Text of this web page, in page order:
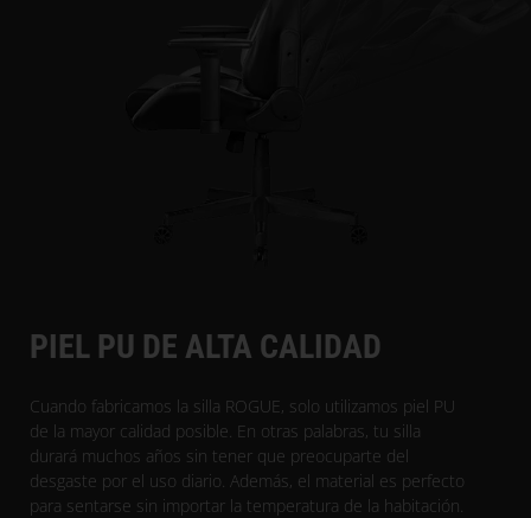
PIEL PU DE ALTA CALIDAD
Cuando fabricamos la silla ROGUE, solo utilizamos piel PU
de la mayor calidad posible. En otras palabras, tu silla
durará muchos años sin tener que preocuparte del
desgaste por el uso diario. Además, el material es perfecto
para sentarse sin importar la temperatura de la habitación.